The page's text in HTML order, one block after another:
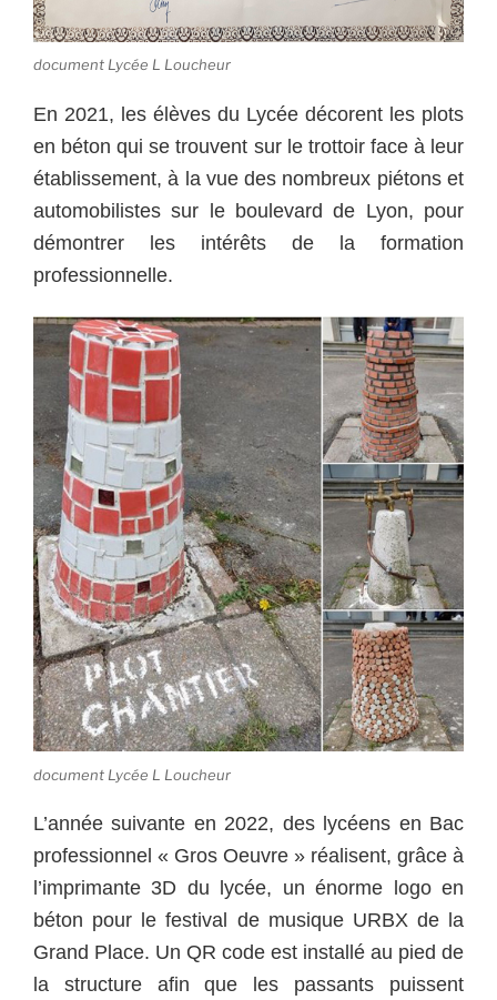
document Lycée L Loucheur
En 2021, les élèves du Lycée décorent les plots
en béton qui se trouvent sur le trottoir face à leur
établissement, à la vue des nombreux piétons et
automobilistes sur le boulevard de Lyon, pour
démontrer les intérêts de la formation
professionnelle.
document Lycée L Loucheur
L’année suivante en 2022, des lycéens en Bac
professionnel « Gros Oeuvre » réalisent, grâce à
l’imprimante 3D du lycée, un énorme logo en
béton pour le festival de musique URBX de la
Grand Place. Un QR code est installé au pied de
la structure afin que les passants puissent